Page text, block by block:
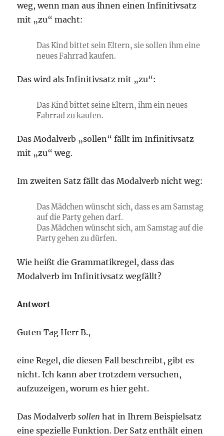
weg, wenn man aus ihnen einen Infinitivsatz
mit „zu“ macht:
Das Kind bittet sein Eltern, sie sollen ihm eine
neues Fahrrad kaufen.
Das wird als Infinitivsatz mit „zu“:
Das Kind bittet seine Eltern, ihm ein neues
Fahrrad zu kaufen.
Das Modalverb „sollen“ fällt im Infinitivsatz
mit „zu“ weg.
Im zweiten Satz fällt das Modalverb nicht weg:
Das Mädchen wünscht sich, dass es am Samstag
auf die Party gehen darf.
Das Mädchen wünscht sich, am Samstag auf die
Party gehen zu dürfen.
Wie heißt die Grammatikregel, dass das
Modalverb im Infinitivsatz wegfällt?
Antwort
Guten Tag Herr B.,
eine Regel, die diesen Fall beschreibt, gibt es
nicht. Ich kann aber trotzdem versuchen,
aufzuzeigen, worum es hier geht.
Das Modalverbsollen hat in Ihrem Beispielsatz
eine spezielle Funktion. Der Satz enthält einen